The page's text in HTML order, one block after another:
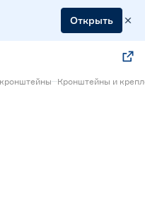
Открыть
Кронштейны и